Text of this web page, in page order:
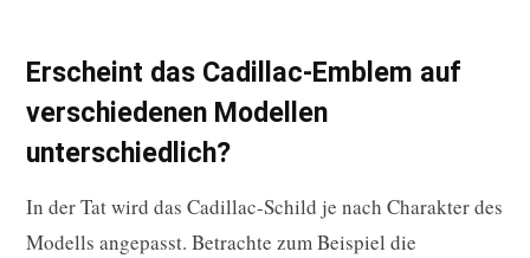
Erscheint das Cadillac-Emblem auf
verschiedenen Modellen
unterschiedlich?
In der Tat wird das Cadillac-Schild je nach Charakter des
Modells angepasst. Betrachte zum Beispiel die